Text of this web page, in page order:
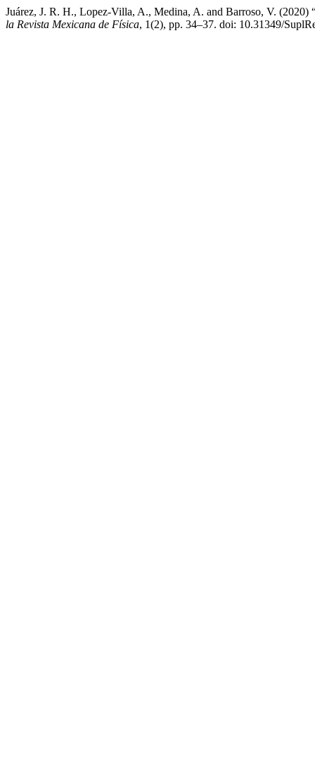
Juárez, J. R. H., Lopez-Villa, A., Medina, A. and Barroso, V. (2020)
la Revista Mexicana de Física, 1(2), pp. 34–37. doi: 10.31349/